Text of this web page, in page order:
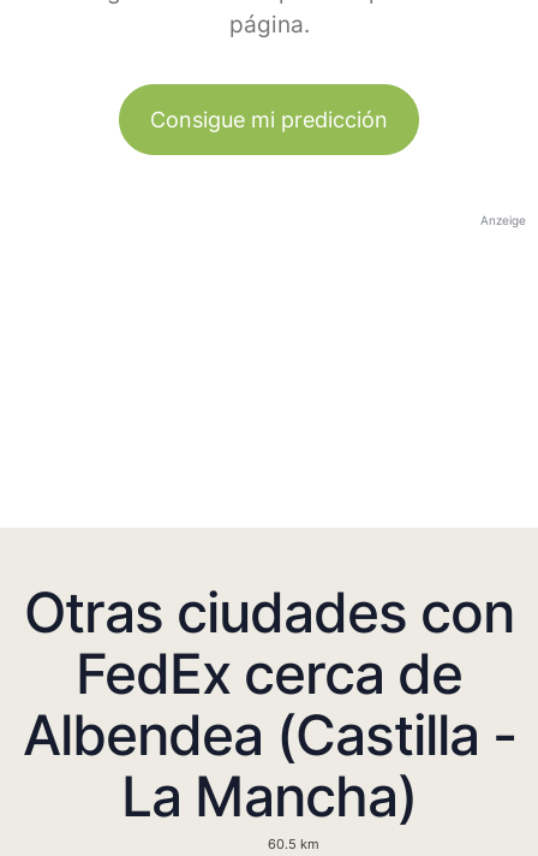
página.
Consigue mi predicción
Anzeige
Otras ciudades con
FedEx cerca de
Albendea (Castilla -
La Mancha)
60.5 km